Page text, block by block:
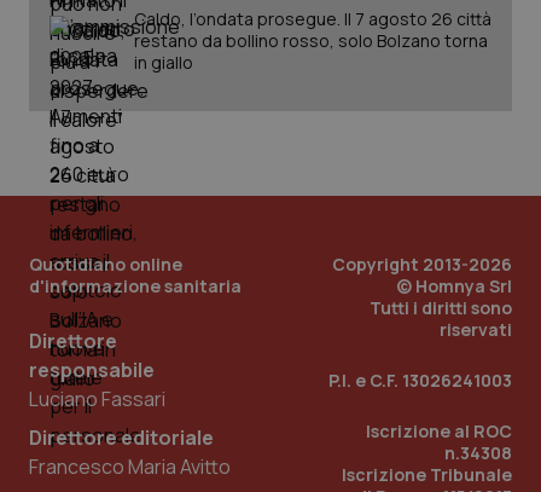
Caldo, l’ondata prosegue. Il 7 agosto 26 città
restano da bollino rosso, solo Bolzano torna
in giallo
Quotidiano online
d'informazione sanitaria
Direttore
responsabile
Luciano Fassari
Direttore editoriale
Francesco Maria Avitto
Copyright 2013-2026
© Homnya Srl
Tutti i diritti sono
riservati
P.I. e C.F. 13026241003
Iscrizione al ROC
n.34308
Iscrizione Tribunale
PHPSESSID